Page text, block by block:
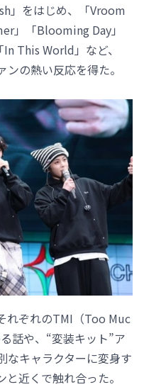
」をはじめ、「Vroom
」「Blooming Day」
This World」など、
の熱い反応を得た。
れぞれのTMI（Too Muc
話や、“変装キット”ア
なキャラクターに変身す
近くで触れ合った。